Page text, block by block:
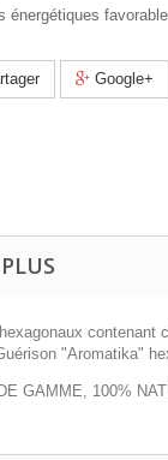
énergétiques
Google+
contenant
"Aromatika"
GAMME, 100%